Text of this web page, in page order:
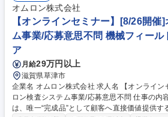
ジ(VoC、技術文書、暗黙知等)の構造化・AI活
画・開発を効率化する社内基盤システムを対象とする 募集職種
ータサイエンティスト】AIを活用し全社ナレ
オムロン株式会社
【オンラインセミナー】[8/26開催
ム事業/応募意思不問 機械フィール
ア
月給29万円以上
滋賀県草津市
企業名 オムロン株式会社 求人名 【オンラインセミナー】[8/26開催]オム
ロン検査システム事業/応募意思不問 仕事の内容 検査システム事業本部
は、唯一“完成品”として顧客へ直接価値提供す